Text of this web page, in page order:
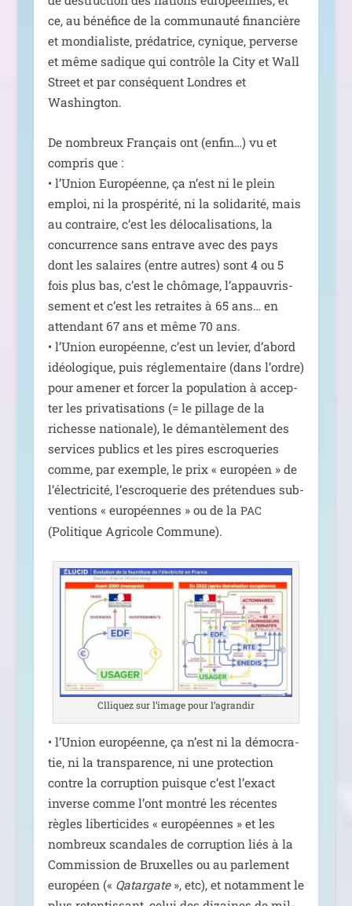
ce, au béné­fice de la com­mu­nau­té finan­cière
et mon­dia­liste, pré­da­trice, cynique, per­verse
et même sadique qui contrôle la City et Wall
Street et par consé­quent Londres et
Washington.
De nom­breux Français ont (enfin…) vu et
com­pris que :
• l’Union Européenne, ça n’est ni le plein
emploi, ni la pros­pé­ri­té, ni la soli­da­ri­té, mais
au contraire, c’est les délo­ca­li­sa­tions, la
concur­rence sans entrave avec des pays
dont les salaires (entre autres) sont 4 ou 5
fois plus bas, c’est le chô­mage, l’ap­pau­vris­
se­ment et c’est les retraites à 65 ans… en
atten­dant 67 ans et même 70 ans.
• l’Union euro­péenne, c’est un levier, d’a­bord
idéo­lo­gique, puis régle­men­taire (dans l’ordre)
pour ame­ner et for­cer la popu­la­tion à accep­
ter les pri­va­ti­sa­tions (= le pillage de la
richesse natio­nale), le déman­tè­le­ment des
ser­vices publics et les pires escro­que­ries
comme, par exemple, le prix « euro­péen » de
l’élec­tri­ci­té, l’es­cro­que­rie des pré­ten­dues sub­
ven­tions « euro­péennes » ou de la PAC
(Politique Agricole Commune).
Clliquez sur l’i­mage pour l’agrandir
• l’Union euro­péenne, ça n’est ni la démo­cra­
tie, ni la trans­pa­rence, ni une pro­tec­tion
contre la cor­rup­tion puisque c’est l’exact
inverse comme l’ont mon­tré les récentes
règles liber­ti­cides « euro­péennes » et les
nom­breux scan­dales de cor­rup­tion liés à la
Commission de Bruxelles ou au par­le­ment
euro­péen (« Qatargate», etc), et notam­ment le